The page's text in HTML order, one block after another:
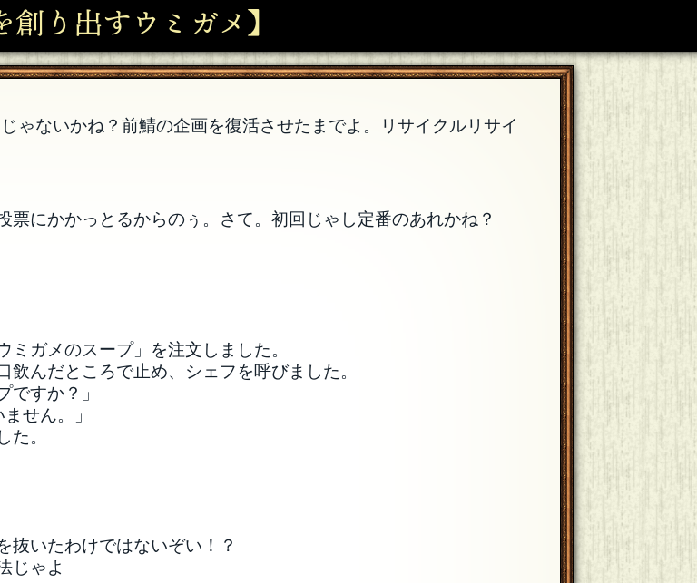
創り出すウミガメ】
ゃないかね？前鯖の企画を復活させたまでよ。リサイクルリサイ
にかかっとるからのぅ。さて。初回じゃし定番のあれかね？
ガメのスープ」を注文しました。
んだところで止め、シェフを呼びました。
ですか？」
せん。」
た。
抜いたわけではないぞい！？
じゃよ